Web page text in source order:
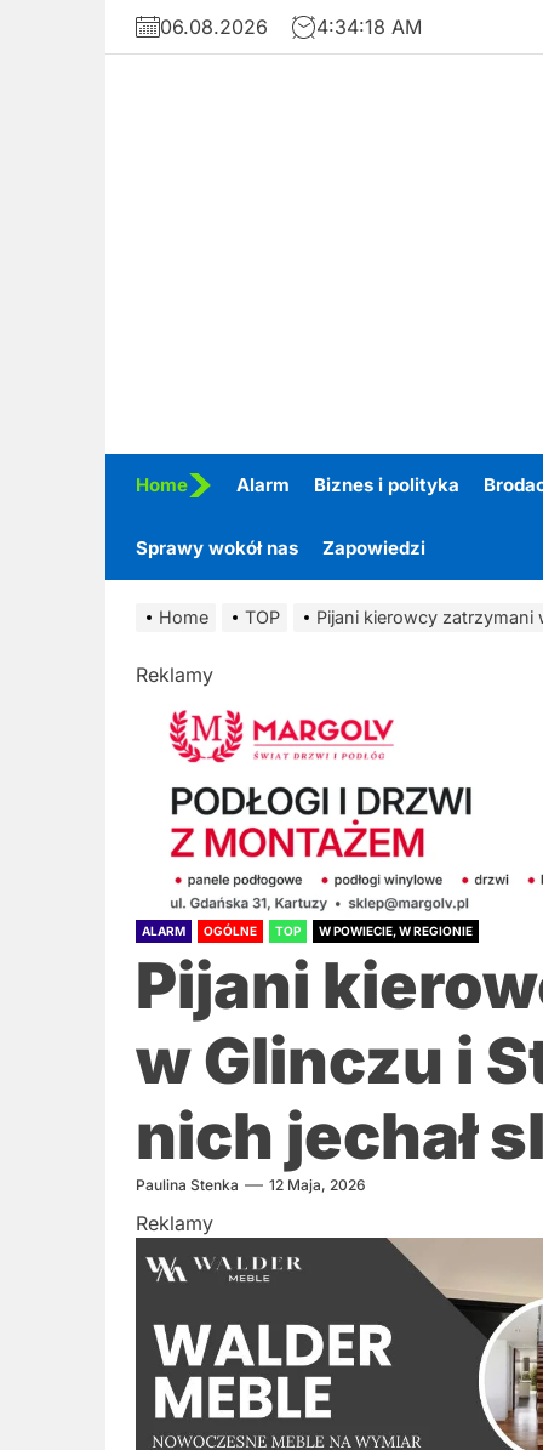
Skip
06.08.2026 4:34:20 AM
Home Alarm Biznes i polityka
Sprawy wokół nas Zapowiedzi
Home TOP Pijani kierowcy zatrzymani
Reklamy
ALARM OGÓLNE TOP W POWIECIE, W REGIONIE
Pijani
w Glinczu i
nich jechał
Paulina Stenka 12 Maja, 2026
Reklamy